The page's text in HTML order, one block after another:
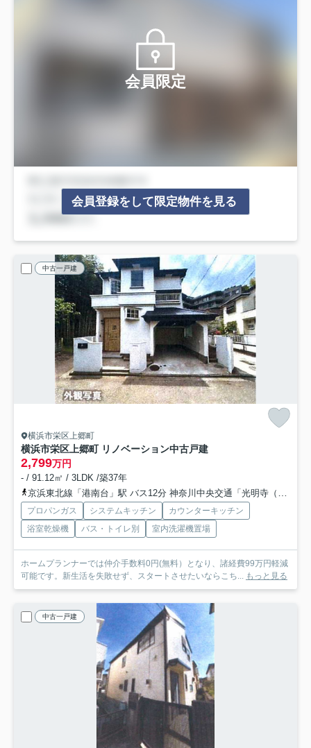
会員限定
会員登録をして限定物件を見る
中古一戸建
横浜市栄区上郷町
横浜市栄区上郷町 リノベーション中古戸建
2,799万円
- / 91.12㎡ / 3LDK /築37年
京浜東北線「港南台」駅 バス12分 神奈川中央交通「光明寺（横浜市栄区）」 停歩3分
プロパンガス システムキッチン
カウンターキッチン
浴室乾燥機
バス・トイレ別 室内洗濯機置場
ホームプランナーでは仲介手数料0円(無料）となり、諸経費99万円軽減
可能です。新生活を失敗せず、スタートさせたいならこち... もっと見る
中古一戸建